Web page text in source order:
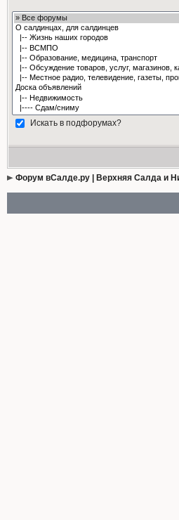
Искать в подфорумах?
Форум вСалде.ру | Верхняя Салда и